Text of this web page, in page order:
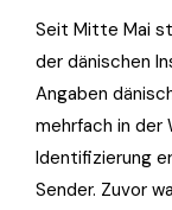
Seit Mitte Mai
der dänischen
Angaben
mehrfach in der
Identifizierung
Sender. Zuvor